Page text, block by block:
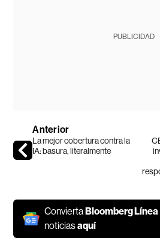
PUBLICIDAD
Anterior
La mejor cobertura contra la
IA: basura, literalmente
ConviertaBloomberg Línea
noticiasaquí